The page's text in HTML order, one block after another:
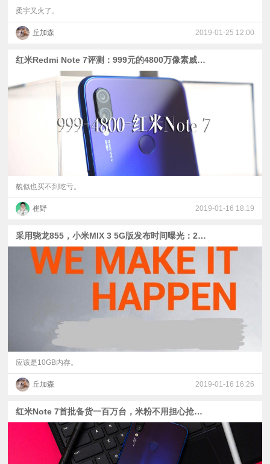
柔宇又火了。
丘加森 2019-01-25 12:00
红米Redmi Note 7评测：999元的4800万像素威力如何？
貌似也买不到吃亏。
崔野 2019-01-16 18:19
采用骁龙855，小米MIX 3 5G版发布时间曝光：2月24日
应该是10GB内存。
丘加森 2019-01-16 16:26
红米Note 7首批备货一百万台，米粉不用担心抢不到了